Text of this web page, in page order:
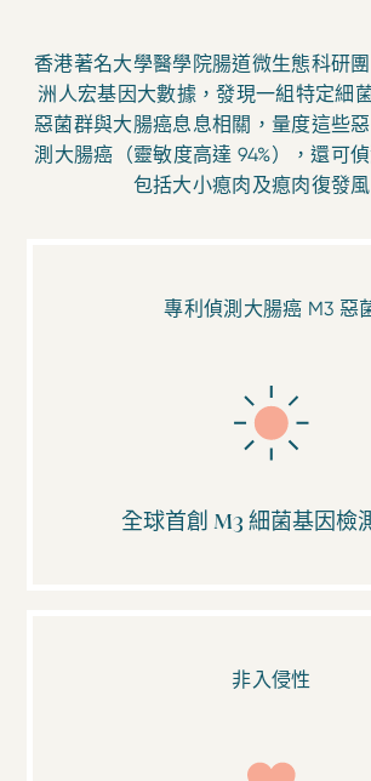
香港著名大學醫學院腸道微生態科研
洲人宏基因大數據，發現一組特定細
惡菌群與大腸癌息息相關，量度這些
測大腸癌（靈敏度高達 94%），還可
包括大小瘜肉及瘜肉復發風
專利偵測大腸癌 M3 惡
全球首創 M3 細菌基因檢
非入侵性